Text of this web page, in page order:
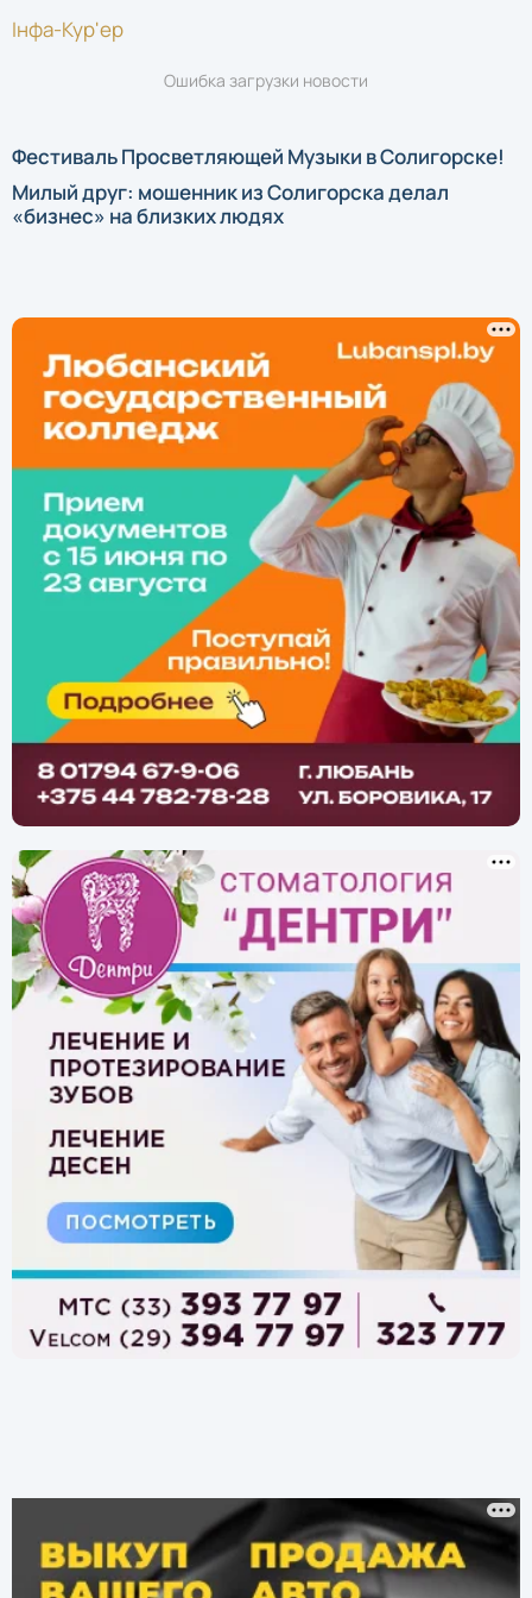
Iнфа-Кур'ер
Ошибка загрузки новости
Фестиваль Просветляющей Музыки в Солигорске!
Милый друг: мошенник из Солигорска делал
«бизнес» на близких людях